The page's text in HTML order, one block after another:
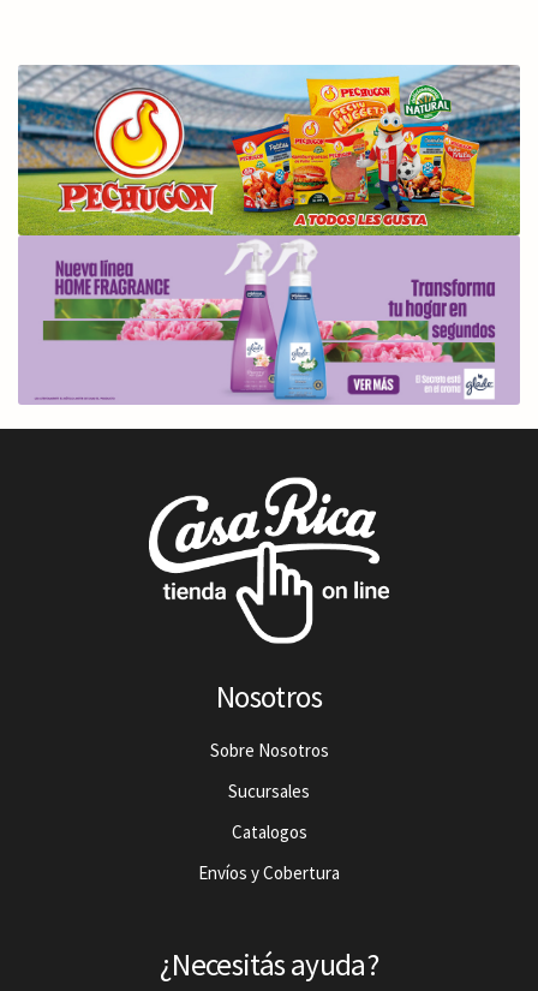
Nosotros
Sobre Nosotros
Sucursales
Catalogos
Envíos y Cobertura
¿Necesitás ayuda?